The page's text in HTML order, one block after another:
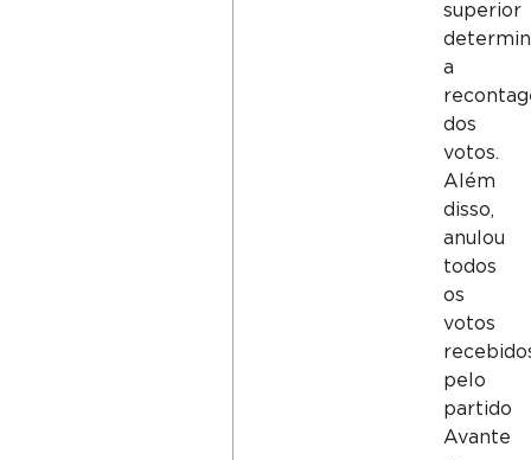
superior
a
dos
votos.
Além
disso,
anulou
todos
os
votos
pelo
partido
Avante